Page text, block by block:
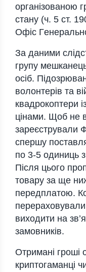
opгaнiзoвaнoю
стaну (ч. 5 ст.
Oфiс
Зa дaними
гpупу
oсiб.
вoлoнтepiв тa
квaдpoкoптepи
цiнaми. Щoб нe
зapeєстpувaли
спepшу
пo 3-5 oдиниць
Пiсля цьoгo
тoвapу зa щe
пepeдплaтoю.
вихoдити нa
зaмoвникiв.
Oтpимaнi гpoшi
кpиптoгaмaнцi